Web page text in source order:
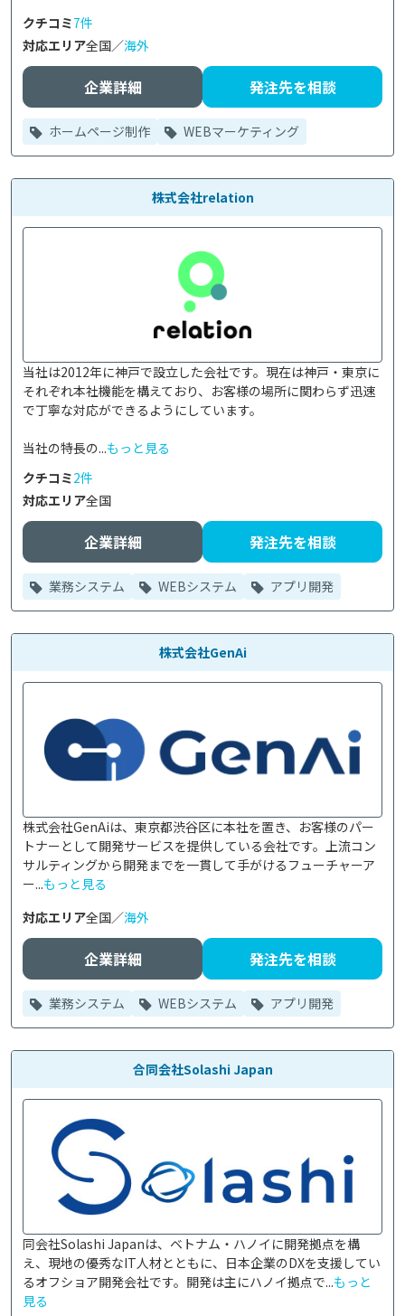
クチコミ7件
対応エリア全国／海外
企業詳細 発注先を相談
ホームページ制作 WEBマーケティング
株式会社relation
当社は2012年に神戸で設立した会社です。現在は神戸・東京に
それぞれ本社機能を構えており、お客様の場所に関わらず迅速
で丁寧な対応ができるようにしています。
当社の特長の...もっと見る
クチコミ2件
対応エリア全国
企業詳細 発注先を相談
業務システム WEBシステム アプリ開発
株式会社GenAi
株式会社GenAiは、東京都渋谷区に本社を置き、お客様のパー
トナーとして開発サービスを提供している会社です。上流コン
サルティングから開発までを一貫して手がけるフューチャーア
ー...もっと見る
対応エリア全国／海外
企業詳細 発注先を相談
業務システム WEBシステム アプリ開発
合同会社Solashi Japan
同会社Solashi Japanは、ベトナム・ハノイに開発拠点を構
え、現地の優秀なIT人材とともに、日本企業のDXを支援してい
るオフショア開発会社です。開発は主にハノイ拠点で...もっと
見る